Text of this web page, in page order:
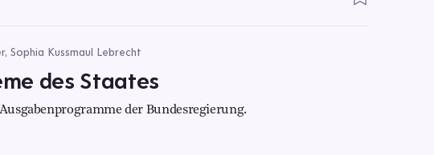
Sophia Kussmaul Lebrecht
des Staates
der Bundesregierung.